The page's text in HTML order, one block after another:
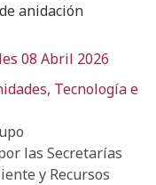
anidación
08 Abril 2026
Tecnología e
las Secretarías
y Recursos